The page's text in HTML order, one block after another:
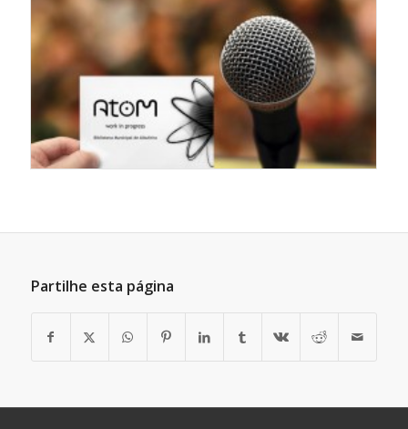
Partilhe esta página